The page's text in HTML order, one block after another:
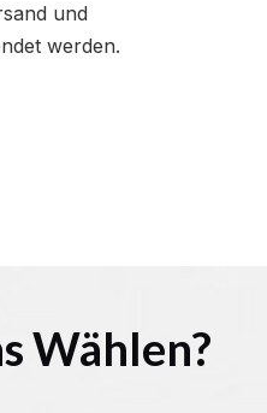
und
werden.
Wählen?